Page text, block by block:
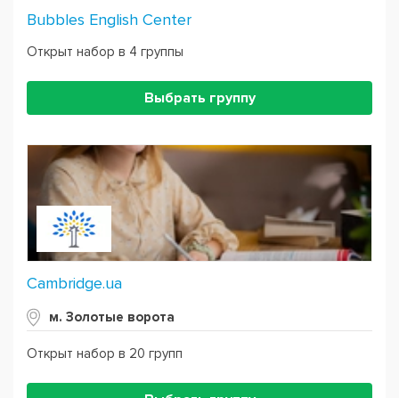
Bubbles English Center
Открыт набор в 4 группы
Выбрать группу
Cambridge.ua
м. Золотые ворота
Открыт набор в 20 групп